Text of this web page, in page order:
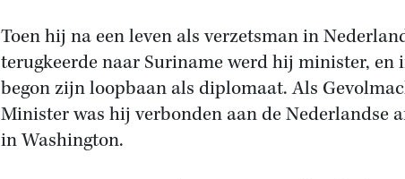
Toen hij na een leven als verzetsman in
terugkeerde naar Suriname werd hij minister, en
begon zijn loopbaan als diplomaat. Als
Minister was hij verbonden aan de Nederlandse
in Washington.